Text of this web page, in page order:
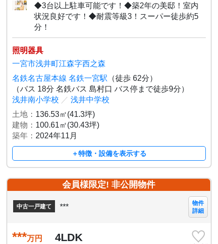
◆3台以上駐車可能です！◆築2年の美邸！室内
状況良好です！◆耐震等級3！スーパー徒歩約5
分！
照明器具
一宮市浅井町江森字西之森
名鉄名古屋本線 名鉄一宮駅 （徒歩 62分）
（バス 18分 名鉄バス 島村口 バス停まで徒歩9分）
浅井南小学校 ／ 浅井中学校
土地： 136.53㎡(41.3坪)
建物： 100.61㎡(30.43坪)
築年： 2024年11月
＋特徴・設備を表示する
会員様限定! 非公開物件
中古一戸建て ***
物件
詳細
***万円 4LDK